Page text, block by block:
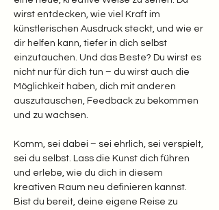
wirst entdecken, wie viel Kraft im
künstlerischen Ausdruck steckt, und wie er
dir helfen kann, tiefer in dich selbst
einzutauchen. Und das Beste? Du wirst es
nicht nur für dich tun – du wirst auch die
Möglichkeit haben, dich mit anderen
auszutauschen, Feedback zu bekommen
und zu wachsen.
Komm, sei dabei – sei ehrlich, sei verspielt,
sei du selbst. Lass die Kunst dich führen
und erlebe, wie du dich in diesem
kreativen Raum neu definieren kannst.
Bist du bereit, deine eigene Reise zu